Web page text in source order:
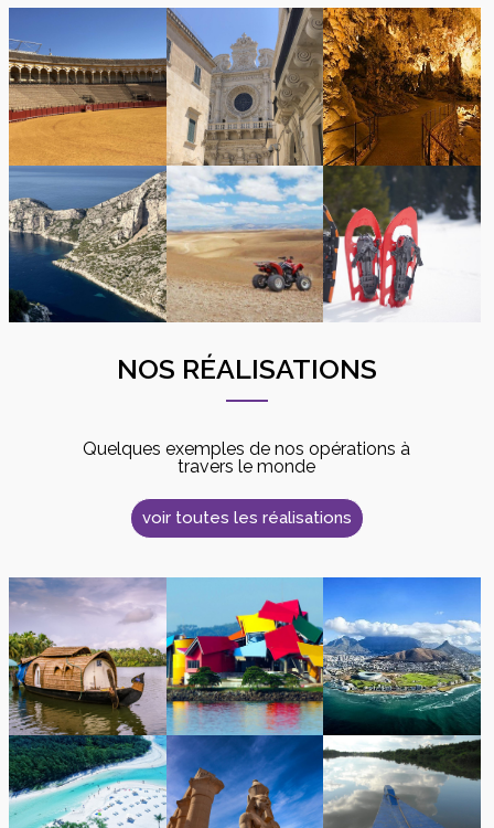
NOS RÉALISATIONS
Quelques exemples de nos opérations à
travers le monde
voir toutes les réalisations